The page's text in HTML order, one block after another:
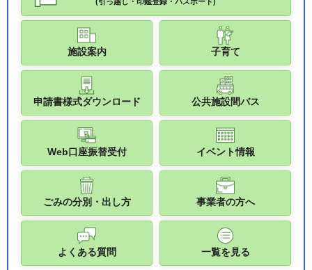
(引っ越し・印鑑登録・パスポート)
施設案内 子育て
申請書様式ダウンロード 公共施設間バス
Web口座振替受付 イベント情報
ごみの分別・出し方 事業者の方へ
よくある質問 一覧を見る